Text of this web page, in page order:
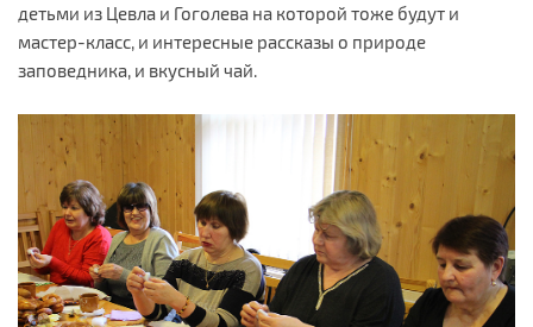
детьми из Цевла и Гоголева на которой тоже будут и
мастер-класс, и интересные рассказы о природе
заповедника, и вкусный чай.